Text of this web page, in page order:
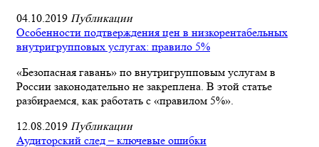
04.10.2019 Публикации
Особенности подтверждения цен в низкорентабельных
внутригрупповых услугах: правило 5%
«Безопасная гавань» по внутригрупповым услугам в
России законодательно не закреплена. В этой статье
разбираемся, как работать с «правилом 5%».
12.08.2019 Публикации
Аудиторский след – ключевые ошибки